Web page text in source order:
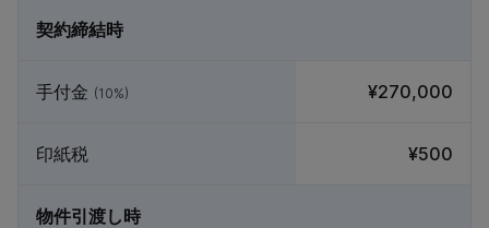
契約締結時
手付金 (10%) ¥270,000
印紙税 ¥500
物件引渡し時